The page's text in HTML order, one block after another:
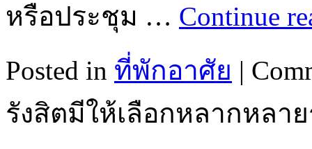
หรือประชุม … Continue
Posted in ที่พักอาศัย |
รังสิตมีให้เลือกหลากหลา